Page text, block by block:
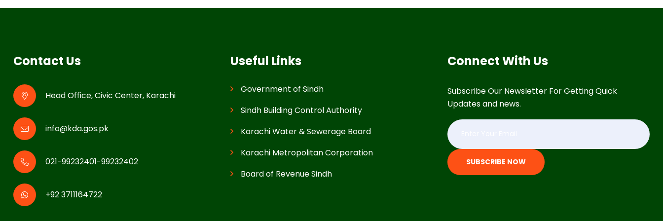
Connect With Us
Subscribe Our Newsletter For Getting Quick
Updates and news.
SUBSCRIBE NOW
Useful Links
Government of Sindh
Sindh Building Control Authority
Karachi Water & Sewerage Board
Karachi Metropolitan Corporation
Board of Revenue Sindh
Contact Us
Head Office, Civic Center, Karachi
info@kda.gos.pk
021-99232401-99232402
+92 3711164722